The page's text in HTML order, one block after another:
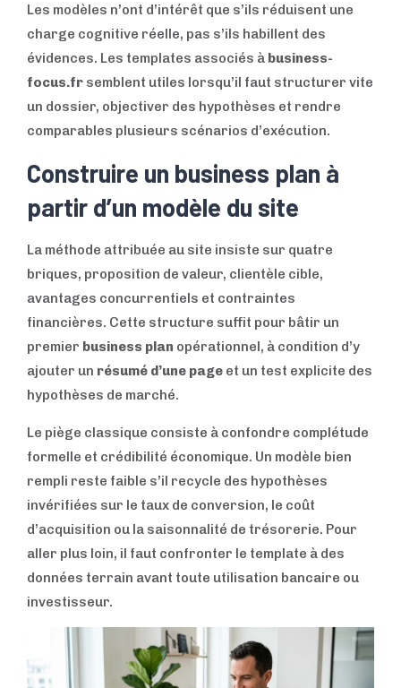
Les modèles n’ont d’intérêt que s’ils réduisent une
charge cognitive réelle, pas s’ils habillent des
évidences. Les templates associés à business-
focus.fr semblent utiles lorsqu’il faut structurer vite
un dossier, objectiver des hypothèses et rendre
comparables plusieurs scénarios d’exécution.
Construire un business plan à
partir d’un modèle du site
La méthode attribuée au site insiste sur quatre
briques, proposition de valeur, clientèle cible,
avantages concurrentiels et contraintes
financières. Cette structure suffit pour bâtir un
premier business plan opérationnel, à condition d’y
ajouter un résumé d’une page et un test explicite des
hypothèses de marché.
Le piège classique consiste à confondre complétude
formelle et crédibilité économique. Un modèle bien
rempli reste faible s’il recycle des hypothèses
invérifiées sur le taux de conversion, le coût
d’acquisition ou la saisonnalité de trésorerie. Pour
aller plus loin, il faut confronter le template à des
données terrain avant toute utilisation bancaire ou
investisseur.